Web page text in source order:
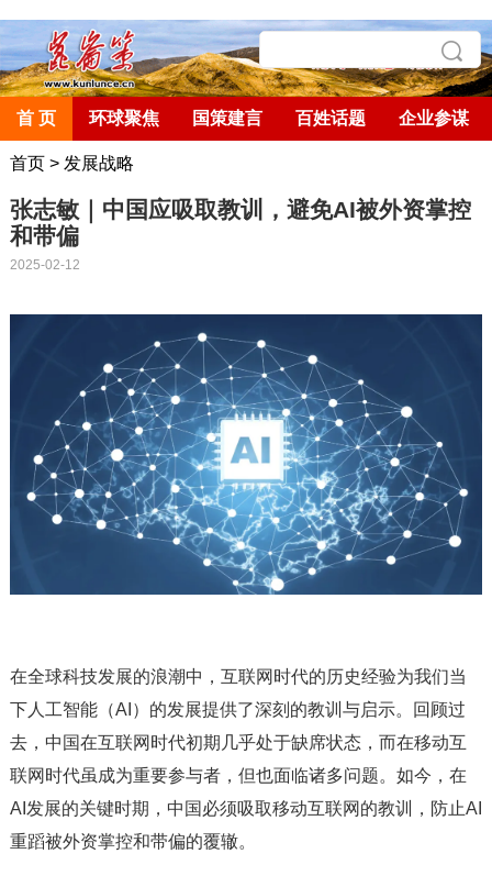
首 页 环球聚焦 国策建言 百姓话题 企业参谋
首页> 发展战略
张志敏｜中国应吸取教训，避免AI被外资掌控
和带偏
2025-02-12
在全球科技发展的浪潮中，互联网时代的历史经验为我们当
下人工智能（AI）的发展提供了深刻的教训与启示。回顾过
去，中国在互联网时代初期几乎处于缺席状态，而在移动互
联网时代虽成为重要参与者，但也面临诸多问题。如今，在
AI发展的关键时期，中国必须吸取移动互联网的教训，防止AI
重蹈被外资掌控和带偏的覆辙。